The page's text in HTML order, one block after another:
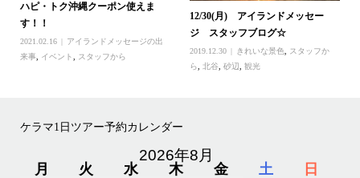
ハピ・トク沖縄クーポン使えま
す！！
2021.02.16
アイランドメッセージの出
来事, イベント, スタッフから
12/30(月) アイランドメッセー
ジ スタッフブログ☆
2019.12.30 きれいな景色
スタッフか
ら
,北谷 ,砂辺 ,観光
ケラマ1日ツアー予約カレンダー
2026年8月
月 火 水 木 金 土 日